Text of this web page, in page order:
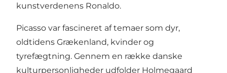
kunstverdenens Ronaldo.
Picasso var fascineret af temaer som dyr,
oldtidens Grækenland, kvinder og
tyrefægtning. Gennem en række danske
kulturpersonligheder udfolder Holmegaard